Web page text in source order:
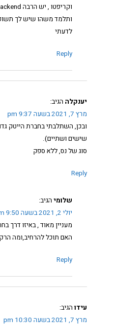
ותלמד משהו שיש לך
לדעתי
Reply
יענקלה הגיב:
מרץ 7, 2021 בשעה 9:37 pm
שישים ושתיים).
סוג של נס, ללא ספק
Reply
שלומי הגיב:
יולי 2, 2021 בשעה 9:50 am
מעניין מאוד , באיזו דרך
האם תוכל להרחיב,ומה
Reply
עידו הגיב:
מרץ 7, 2021 בשעה 10:30 pm